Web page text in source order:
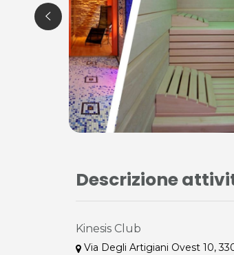
Descrizione
Kinesis Club
Via Degli Artigiani Ovest 10,